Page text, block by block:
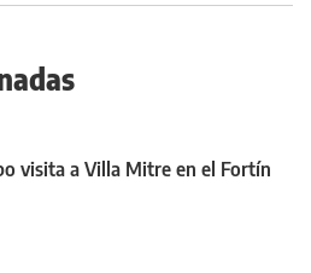
visita a Villa Mitre en el Fortín